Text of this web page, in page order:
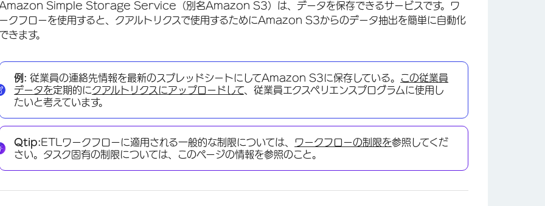
Amazon S3からのデータ抽出タスクの設定
Amazon Simple Storage Service（別名Amazon S3）は、データを保存できるサービスです。ワ
ークフローを使用すると、クアルトリクスで使用するためにAmazon S3からのデータ抽出を簡単に自動化
できます。
例: 従業員の連絡先情報を最新のスプレッドシートにしてAmazon S3に保存している。
この従業員
データを定期的にクアルトリクスにアップロードして 、従業員エクスペリエンスプログラムに使用し
たいと考えています。
Qtip:ETLワークフローに適用される一般的な制限については、 ワークフローの制限を参照してくだ
さい。タスク固有の制限については、このページの情報を参照のこと。